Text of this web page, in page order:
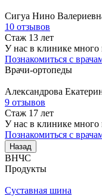
Сигуа Нино
10 отзывов
Стаж 13 лет
У нас в клинике много
Познакомиться с
Врачи-ортопеды
Александрова
9 отзывов
Стаж 17 лет
У нас в клинике много
Познакомиться с
Назад
ВНЧС
Продукты
Суставная шина